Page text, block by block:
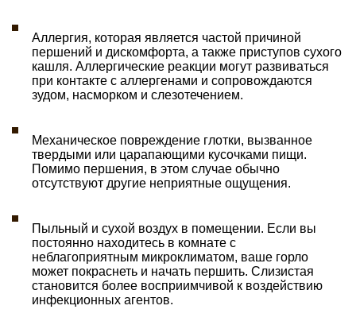
Аллергия, которая является частой причиной
першений и дискомфорта, а также приступов сухого
кашля. Аллергические реакции могут развиваться
при контакте с аллергенами и сопровождаются
зудом, насморком и слезотечением.
Механическое повреждение глотки, вызванное
твердыми или царапающими кусочками пищи.
Помимо першения, в этом случае обычно
отсутствуют другие неприятные ощущения.
Пыльный и сухой воздух в помещении. Если вы
постоянно находитесь в комнате с
неблагоприятным микроклиматом, ваше горло
может покраснеть и начать першить. Слизистая
становится более восприимчивой к воздействию
инфекционных агентов.